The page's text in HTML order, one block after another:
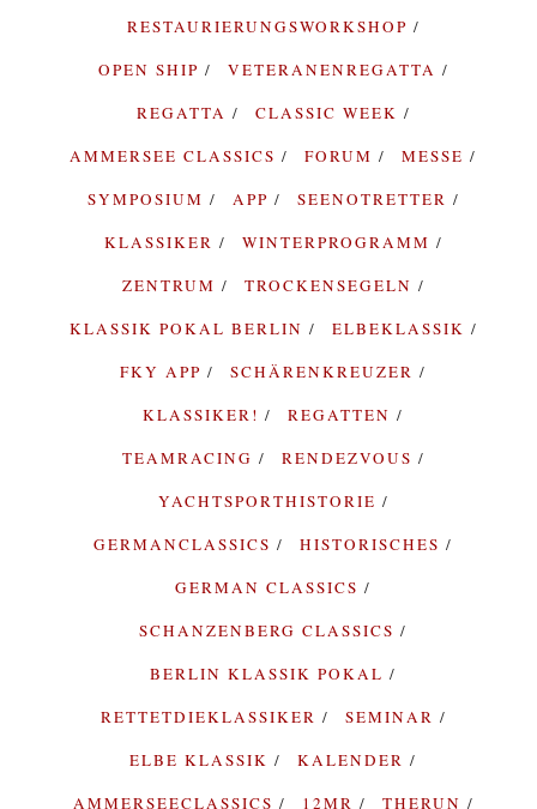
RESTAURIERUNGSWORKSHOP
OPEN SHIP
VETERANENREGATTA
REGATTA
CLASSIC WEEK
AMMERSEE CLASSICS
FORUM
MESSE
SYMPOSIUM
APP
SEENOTRETTER
KLASSIKER
WINTERPROGRAMM
ZENTRUM
TROCKENSEGELN
KLASSIK POKAL BERLIN
ELBEKLASSIK
FKY APP
SCHÄRENKREUZER
KLASSIKER!
REGATTEN
TEAMRACING
RENDEZVOUS
YACHTSPORTHISTORIE
GERMANCLASSICS
HISTORISCHES
GERMAN CLASSICS
SCHANZENBERG CLASSICS
BERLIN KLASSIK POKAL
RETTETDIEKLASSIKER
SEMINAR
ELBE KLASSIK
KALENDER
AMMERSEECLASSICS
12MR
THERUN